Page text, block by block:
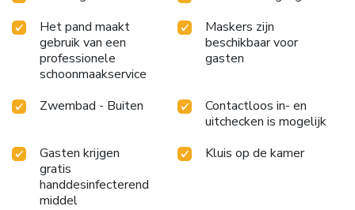
Het pand maakt
gebruik van een
professionele
schoonmaakservice
Maskers zijn
beschikbaar voor
gasten
Zwembad - Buiten
Contactloos in- en
uitchecken is mogelijk
Gasten krijgen
gratis
handdesinfecterend
middel
Kluis op de kamer